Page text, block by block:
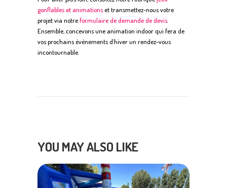
gonflables et animationset transmettez-nous votre
projet via notreformulaire de demande de devis.
Ensemble, concevons une animation indoor qui fera de
vos prochains événements d’hiver un rendez-vous
incontournable.
YOU MAY ALSO LIKE